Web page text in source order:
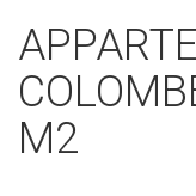
APPARTEMENT BOIS
M2